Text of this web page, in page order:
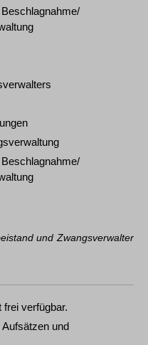
und Zwangsverwalter
verfügbar.
und